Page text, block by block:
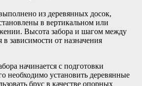
из деревянных досок,
в вертикальном или
Высота забора и шагом между
в зависимости от назначения
начинается с подготовки
необходимо установить деревянные
брус в качестве опорных